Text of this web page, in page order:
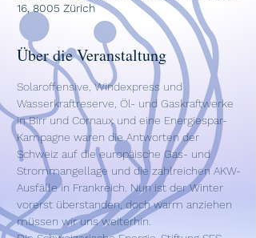
16, 8005 Zürich
Über die Veranstaltung
Solaroffensive, Windexpress und
Wasserkraftreserve, Öl- und Gaskraftwerke
in Birr und Cornaux und eine Energiespar-
Kampagne waren die Antworten der
Schweiz auf die europäische Gas- und
Strommangellage und die zahlreichen AKW-
Ausfälle in Frankreich. Nun ist der Winter
vorerst überstanden, doch warm anziehen
müssen wir uns weiterhin.